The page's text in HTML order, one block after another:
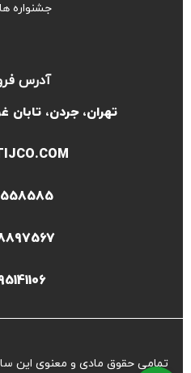
جشنواره
آدرس
تهران، جردن، تابان غربی،
تمامی حقوق مادی و معنوی این